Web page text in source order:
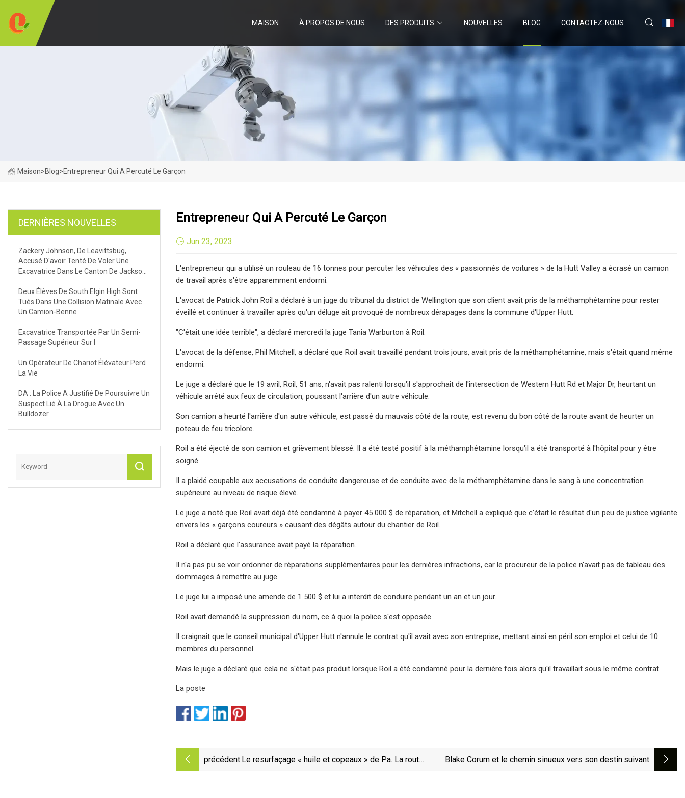
MAISON À PROPOS DE NOUS DES PRODUITS NOUVELLES BLOG CONTACTEZ-NOUS
Maison>Blog>Entrepreneur Qui A Percuté Le Garçon
DERNIÈRES NOUVELLES
Zackery Johnson, De Leavittsbug,
Accusé D'avoir Tenté De Voler Une
Excavatrice Dans Le Canton De Jackson,
Deux Élèves De South Elgin High Sont
Tués Dans Une Collision Matinale Avec
Un Camion-Benne
Excavatrice Transportée Par Un Semi-
Passage Supérieur Sur I
Un Opérateur De Chariot Élévateur Perd
La Vie
DA : La Police A Justifié De Poursuivre Un
Suspect Lié À La Drogue Avec Un
Bulldozer
Entrepreneur Qui A Percuté Le Garçon
Jun 23, 2023
L'entrepreneur qui a utilisé un rouleau de 16 tonnes pour percuter les véhicules des « passionnés de voitures » de la Hutt Valley a écrasé un camion
de travail après s'être apparemment endormi.
L'avocat de Patrick John Roil a déclaré à un juge du tribunal du district de Wellington que son client avait pris de la méthamphétamine pour rester
éveillé et continuer à travailler après qu'un déluge ait provoqué de nombreux dérapages dans la commune d'Upper Hutt.
"C'était une idée terrible", a déclaré mercredi la juge Tania Warburton à Roil.
L'avocat de la défense, Phil Mitchell, a déclaré que Roil avait travaillé pendant trois jours, avait pris de la méthamphétamine, mais s'était quand même
endormi.
Le juge a déclaré que le 19 avril, Roil, 51 ans, n'avait pas ralenti lorsqu'il s'approchait de l'intersection de Western Hutt Rd et Major Dr, heurtant un
véhicule arrêté aux feux de circulation, poussant l'arrière d'un autre véhicule.
Son camion a heurté l'arrière d'un autre véhicule, est passé du mauvais côté de la route, est revenu du bon côté de la route avant de heurter un
poteau de feu tricolore.
Roil a été éjecté de son camion et grièvement blessé. Il a été testé positif à la méthamphétamine lorsqu'il a été transporté à l'hôpital pour y être
soigné.
Il a plaidé coupable aux accusations de conduite dangereuse et de conduite avec de la méthamphétamine dans le sang à une concentration
supérieure au niveau de risque élevé.
Le juge a noté que Roil avait déjà été condamné à payer 45 000 $ de réparation, et Mitchell a expliqué que c'était le résultat d'un peu de justice vigilante
envers les « garçons coureurs » causant des dégâts autour du chantier de Roil.
Roil a déclaré que l'assurance avait payé la réparation.
Il n'a pas pu se voir ordonner de réparations supplémentaires pour les dernières infractions, car le procureur de la police n'avait pas de tableau des
dommages à remettre au juge.
Le juge lui a imposé une amende de 1 500 $ et lui a interdit de conduire pendant un an et un jour.
Roil avait demandé la suppression du nom, ce à quoi la police s'est opposée.
Il craignait que le conseil municipal d'Upper Hutt n'annule le contrat qu'il avait avec son entreprise, mettant ainsi en péril son emploi et celui de 10
membres du personnel.
Mais le juge a déclaré que cela ne s'était pas produit lorsque Roil a été condamné pour la dernière fois alors qu'il travaillait sous le même contrat.
La poste
précédent:Le resurfaçage « huile et copeaux » de Pa. La route
Blake Corum et le chemin sinueux vers son destin:suivant